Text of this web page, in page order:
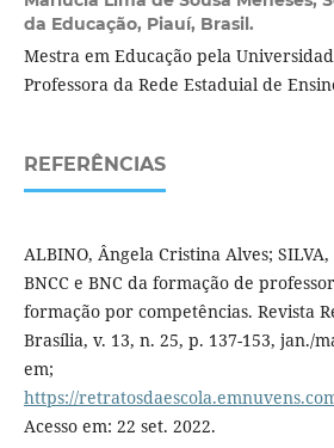
da Educação, Piauí, Brasil.
Mestra em Educação pela
Professora da Rede Estaduial de
REFERÊNCIAS
ALBINO, Ângela Cristina Alves;
BNCC e BNC da formação de
formação por competências. Revista
Brasília, v. 13, n. 25, p. 137-153, jan./
em;
https://
Acesso em: 22 set. 2022.